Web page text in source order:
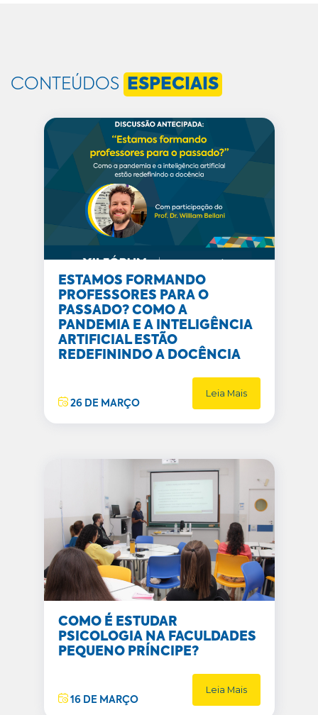
CONTEÚDOS ESPECIAIS
ESTAMOS FORMANDO
PROFESSORES PARA O
PASSADO? COMO A
PANDEMIA E A INTELIGÊNCIA
ARTIFICIAL ESTÃO
REDEFININDO A DOCÊNCIA
26 DE MARÇO
Leia Mais
COMO É ESTUDAR
PSICOLOGIA NA FACULDADES
PEQUENO PRÍNCIPE?
16 DE MARÇO
Leia Mais